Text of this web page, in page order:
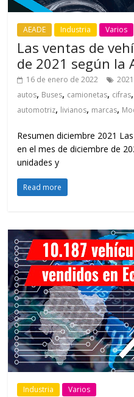
AEADE Industria Varios
Las ventas de
de 2021 según la
16 de enero de 2022 2021
autos, Buses, camionetas, cifras,
automotriz, livianos, marcas,
Resumen diciembre 2021
en el mes de diciembre de
unidades y
Read more
Industria Varios